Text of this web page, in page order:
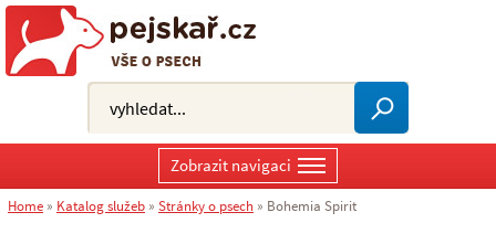
Zobrazit navigaci
Home » Katalog služeb » Stránky o psech » Bohemia Spirit